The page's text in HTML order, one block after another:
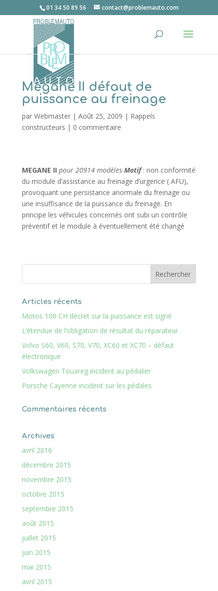
01 34 50 89 56 contact@problemauto.com
Mégane II défaut de
puissance au freinage
par Webmaster| Août 25, 2009 | Rappels
constructeurs | 0 commentaire
MEGANE II pour 20914 modèles Motif : non conformité
du module d’assistance au freinage d’urgence ( AFU),
provoquant une persistance anormale du freinage ou
une insuffisance de la puissance du freinage. En
principe les véhicules concernés ont subi un contrôle
préventif et le module à éventuellement été changé
Articles récents
Motos 100 CH décret sur la puissance est signé
L’étendue de l’obligation de résultat du réparateur
Volvo S60, V60, S70, V70, XC60 et XC70 – défaut
électronique
Volkswagen Touareg incident au pédalier
Porsche Cayenne incident sur les pédales
Commentaires récents
Archives
avril 2016
décembre 2015
novembre 2015
octobre 2015
septembre 2015
août 2015
juillet 2015
juin 2015
mai 2015
avril 2015